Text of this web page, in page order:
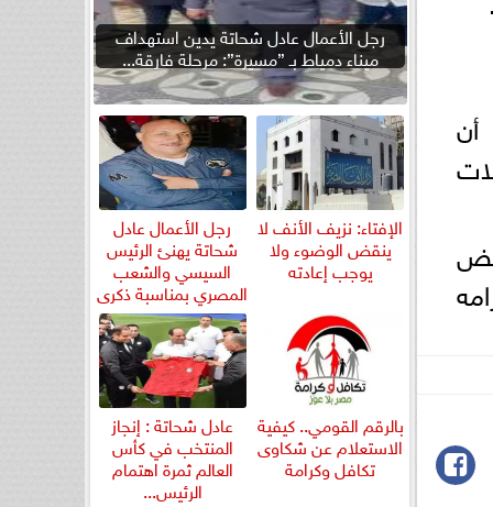
أن
رجل الأعمال عادل شحاتة يدين استهداف
ميناء دمياط بـ ”مسيرة”: مرحلة فارقة...
الإفتاء: نزيف الأنف لا
ينقض الوضوء ولا
يوجب إعادته
رجل الأعمال عادل
شحاتة يهنئ الرئيس
السيسي والشعب
المصري بمناسبة ذكرى
ثورة...
بالرقم القومي.. كيفية
الاستعلام عن شكاوى
تكافل وكرامة
عادل شحاتة : إنجاز
المنتخب في كأس
العالم ثمرة اهتمام
الرئيس...